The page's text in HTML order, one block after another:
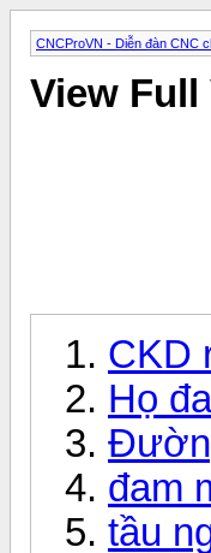
CNCProVN - Diễn đàn CNC
View Full
CKD
Họ
đam
tầu